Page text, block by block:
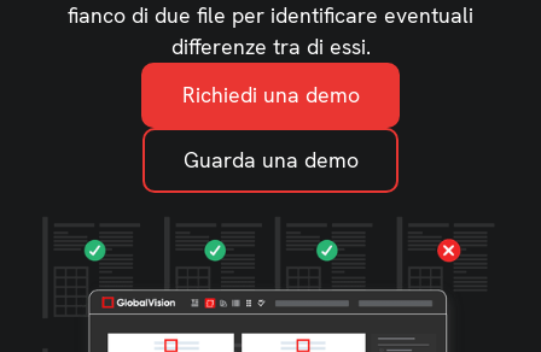
fianco di due file per identificare eventuali
differenze tra di essi.
Richiedi una demo
Guarda una demo